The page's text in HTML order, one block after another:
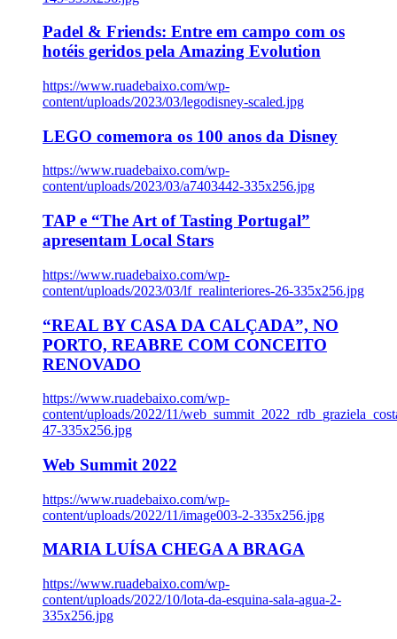
Padel & Friends: Entre em campo com os
hotéis geridos pela Amazing Evolution
https://www.ruadebaixo.com/wp-
content/uploads/2023/03/legodisney-scaled.jpg
LEGO comemora os 100 anos da Disney
https://www.ruadebaixo.com/wp-
content/uploads/2023/03/a7403442-335x256.jpg
TAP e “The Art of Tasting Portugal”
apresentam Local Stars
https://www.ruadebaixo.com/wp-
content/uploads/2023/03/lf_realinteriores-26-335x256.jpg
“REAL BY CASA DA CALÇADA”, NO
PORTO, REABRE COM CONCEITO
RENOVADO
https://www.ruadebaixo.com/wp-
content/uploads/2022/11/
47-335x256.jpg
Web Summit 2022
https://www.ruadebaixo.com/wp-
content/uploads/2022/11/image003-2-335x256.jpg
MARIA LUÍSA CHEGA A BRAGA
https://www.ruadebaixo.com/wp-
content/uploads/2022/10/lota-da-esquina-sala-agua-2-
335x256.jpg